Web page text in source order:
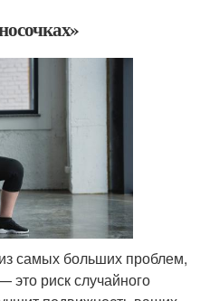
самых больших проблем,
риск случайного